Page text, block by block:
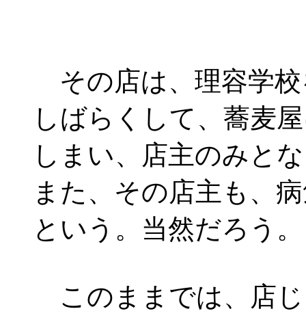
その店は、理容学
しばらくして、蕎麦
しまい、店主のみと
また、その店主も、
という。当然だろう。
このままでは、店